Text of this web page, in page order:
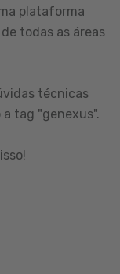
plataforma
todas as áreas
técnicas
tag "genexus".